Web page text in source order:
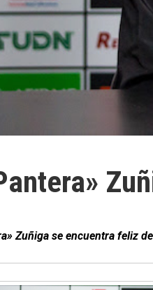
Zuñiga se encuentra feliz